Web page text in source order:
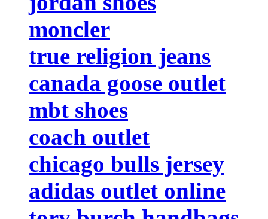
moncler
true religion jeans
canada goose outlet
mbt shoes
coach outlet
chicago bulls jersey
adidas outlet online